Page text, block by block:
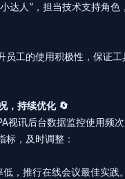
达人”，担当技术支持角色
员工的使用积极性，保证工
，持续优化 🔄
视讯后台数据监控使用频次
标，及时调整：
，推行在线会议最佳实践。